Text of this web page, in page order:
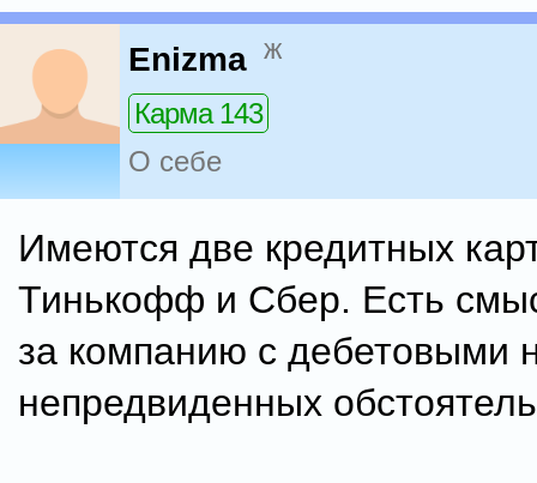
Enizma ж
Карма 143
О себе
Имеются две кредитных
Тинькофф и Сбер. Есть
за компанию с дебетовыми
непредвиденных